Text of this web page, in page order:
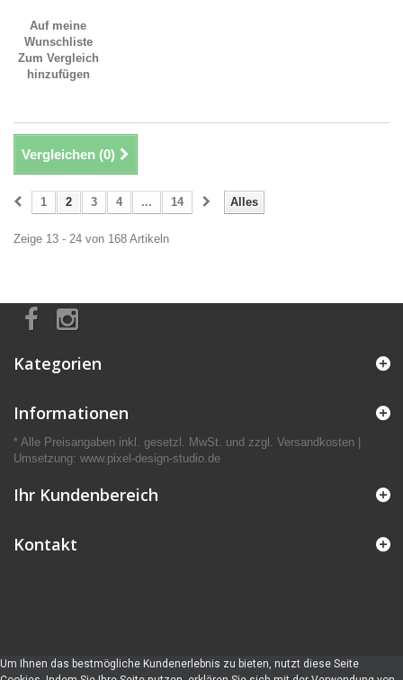
Auf meine
Wunschliste
Zum Vergleich
hinzufügen
Vergleichen (0)
Alles
1 2 3 4 ... 14
Zeige 13 - 24 von 168 Artikeln
Kategorien
Informationen
* Alle Preisangaben inkl. gesetzl. MwSt. und zzgl. Versandkosten |
Umsetzung: www.pixel-design-studio.de
Ihr Kundenbereich
Kontakt
Um Ihnen das bestmögliche Kundenerlebnis zu bieten, nutzt diese Seite